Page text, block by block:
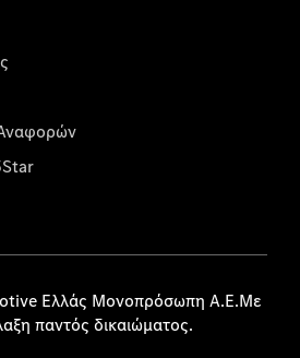
Αναφορών
Ελλάς Μονοπρόσωπη Α.Ε.Με
παντός δικαιώματος.